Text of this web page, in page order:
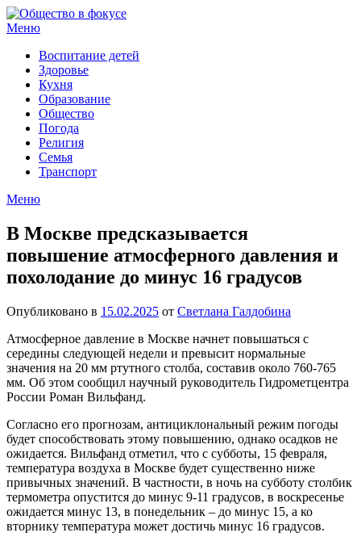
Перейти
к
Меню
Воспитание детей
Здоровье
Кухня
Образование
Общество
Погода
Религия
Семья
Транспорт
Меню
В Москве предсказывается
повышение атмосферного давления и
похолодание до минус 16 градусов
Опубликовано в 15.02.2025 от Светлана Галдобина
Атмосферное давление в Москве начнет повышаться с
середины следующей недели и превысит нормальные
значения на 20 мм ртутного столба, составив около 760-765
мм. Об этом сообщил научный руководитель Гидрометцентра
России Роман Вильфанд.
Согласно его прогнозам, антициклональный режим погоды
будет способствовать этому повышению, однако осадков не
ожидается. Вильфанд отметил, что с субботы, 15 февраля,
температура воздуха в Москве будет существенно ниже
привычных значений. В частности, в ночь на субботу столбик
термометра опустится до минус 9-11 градусов, в воскресенье
ожидается минус 13, в понедельник – до минус 15, а ко
вторнику температура может достичь минус 16 градусов.